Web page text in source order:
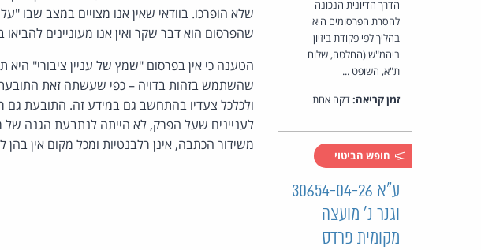
הדרך הדיונית הנכונה
להסרת הפרסומים היא
בהליך לפי פקודת ביזיון
ביהמ"ש (החלטה, שלום
ת"א, השופט ...
זמן קריאה:דקה אחת
חופש הביטוי
ע"א 30654-04-26
וגנר נ' מועצה
מקומית פרדס
שלא הופרכו. בוודאי שאין אנו מצויים במצב שבו
שהפרסום הוא דבר שקר ואין אנו מעוניינים
הטענה כי אין בפרסום "שמץ של עניין ציבורי"
שהשתמש בזהות בדויה – כפי שעשתה זאת התובעת
ולכלכל צעדיו בהתחשב גם במידע זה. התובעת
לעניינים שעל הפרק, לא הייתה לנתבעת הגנה
משידור הכתבה, אינן רלבנטיות ומכל מקום אין